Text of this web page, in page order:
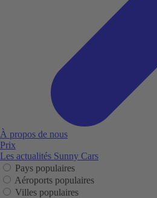
À propos de nous
Prix
Les actualités Sunny Cars
Pays populaires
Aéroports populaires
Villes populaires